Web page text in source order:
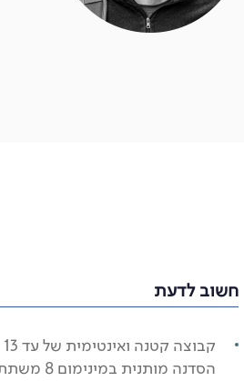
חשוב לדעת
הסדנה מותנית במינימום 8 משתתפים).